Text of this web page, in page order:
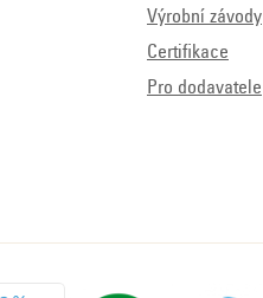
Výrobní závody
Certifikace
Pro dodavatele